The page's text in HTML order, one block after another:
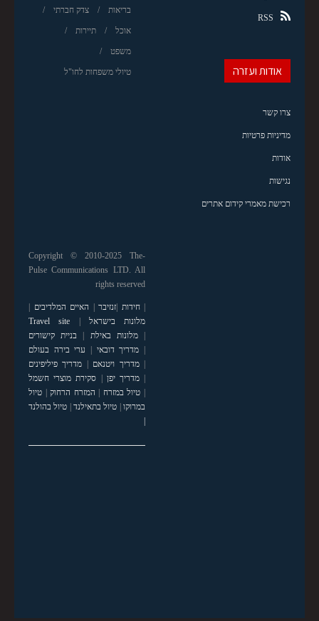
בריאות צדק חברתי
אוכל תיירות
משפט
טיולי משפחות לחו"ל
RSS
אודות ועזרה
צרו קשר
מדיניות פרטיות
אודות
נגישות
רכישת מאמרי קידום אתרים
Copyright © 2010-2025 The-
Pulse Communications LTD. All
rights reserved
|חידות |זנזיבר | האיים המלדיבים |
מלונות בישראל |
Travel site
|מלונות באילת | בניית קישורים
| מדריך דובאי | ערי בירה בעולם
|מדריך ויטנאם | מדריך פיליפינים
|מדריך יפן | סקירת מוצרי חשמל
| טיול במזרח | המזרח הרחוק| טיול
במרוקו| טיול בתאילנד| טיול בהולנד
|